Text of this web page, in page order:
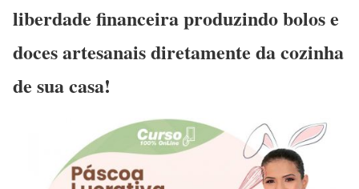
liberdade financeira produzindo bolos e
doces artesanais diretamente da cozinha
de sua casa!